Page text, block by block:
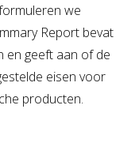
we
Report bevat
en geeft aan of de
eisen voor
producten.